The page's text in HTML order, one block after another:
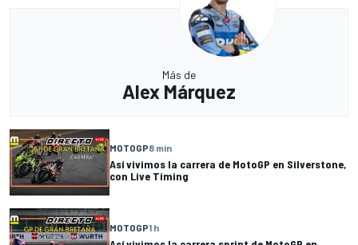
Más de
Alex Márquez
MOTOGP8 min
Así vivimos la carrera de MotoGP en Silverstone,
con Live Timing
MOTOGP1 h